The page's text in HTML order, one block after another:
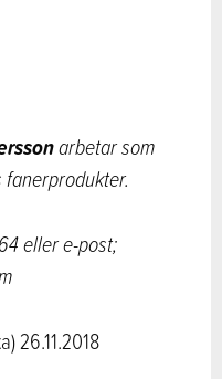
arbetar som
eller e-post;
26.11.2018